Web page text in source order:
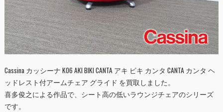
Cassina カッシーナ K06 AKI BIKI CANTA アキ ビキ カンタ CANTA カンタ ヘ
ッドレスト付アームチェア グライド を買取しました。
喜多俊之による作品で、シート高の低いラウンジチェアのシリーズ
です。